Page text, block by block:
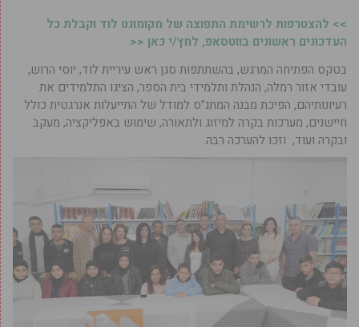
>> להצטרפות לרשימת התפוצה של מקומונט לוד וקבלת כל
העדכונים ראשונים בווטסאפ, לחץ/י כאן <<
בטקס הפתיחה המרגש, בהשתתפות סגן ראש עיריית לוד, יוסי הרוש,
עובדי אזור רמלה, הנהלת ותלמידי בית הספר, הציגו התלמידים את
רעיונותיהם, הפיכת מבנה המתנ”ס למודל של התייעלות אנרגטית כולל
חיישנים, מערכות בקרה למיזוג ולתאורה, שימוש באפליקציה, מעקב
ובקרה ועוד, וזכו להערכה רבה.